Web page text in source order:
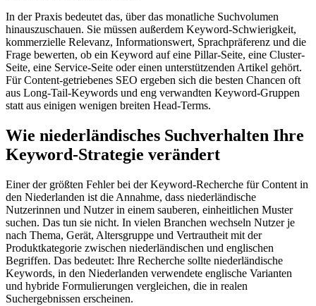
In der Praxis bedeutet das, über das monatliche Suchvolumen
hinauszuschauen. Sie müssen außerdem Keyword-Schwierigkeit,
kommerzielle Relevanz, Informationswert, Sprachpräferenz und die
Frage bewerten, ob ein Keyword auf eine Pillar-Seite, eine Cluster-
Seite, eine Service-Seite oder einen unterstützenden Artikel gehört.
Für Content-getriebenes SEO ergeben sich die besten Chancen oft
aus Long-Tail-Keywords und eng verwandten Keyword-Gruppen
statt aus einigen wenigen breiten Head-Terms.
Wie niederländisches Suchverhalten Ihre
Keyword-Strategie verändert
Einer der größten Fehler bei der Keyword-Recherche für Content in
den Niederlanden ist die Annahme, dass niederländische
Nutzerinnen und Nutzer in einem sauberen, einheitlichen Muster
suchen. Das tun sie nicht. In vielen Branchen wechseln Nutzer je
nach Thema, Gerät, Altersgruppe und Vertrautheit mit der
Produktkategorie zwischen niederländischen und englischen
Begriffen. Das bedeutet: Ihre Recherche sollte niederländische
Keywords, in den Niederlanden verwendete englische Varianten
und hybride Formulierungen vergleichen, die in realen
Suchergebnissen erscheinen.